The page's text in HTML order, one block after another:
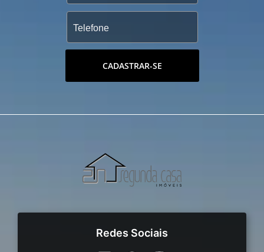
CADASTRAR-SE
Redes Sociais